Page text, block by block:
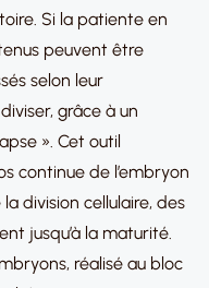
Si la patiente en
peuvent être
selon leur
grâce à un
». Cet outil
continue de l’embryon
division cellulaire, des
jusqu’à la maturité.
réalisé au bloc